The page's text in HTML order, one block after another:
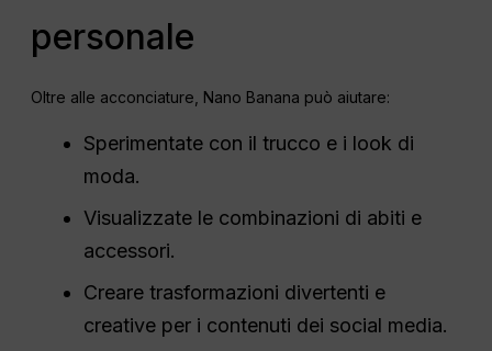
personale
Oltre alle acconciature, Nano Banana può aiutare:
Sperimentate con il trucco e i look di
moda.
Visualizzate le combinazioni di abiti e
accessori.
Creare trasformazioni divertenti e
creative per i contenuti dei social media.